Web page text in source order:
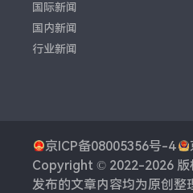
国际新闻
国内新闻
行业新闻
京ICP备08005356号-4
Copyright © 2022-2026 版
发布的文章内容均为原创整